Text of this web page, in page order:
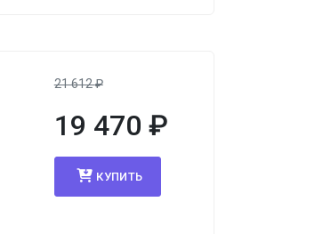
21 612₽
19 470 ₽
КУПИТЬ